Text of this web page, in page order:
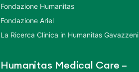
Fondazione Humanitas
Fondazione Ariel
La Ricerca Clinica in Humanitas Gavazzeni
Humanitas Medical Care –